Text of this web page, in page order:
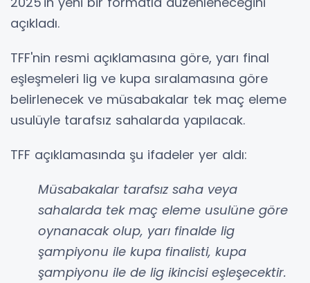
açıkladı.
TFF'nin resmi açıklamasına göre, yarı final
eşleşmeleri lig ve kupa sıralamasına göre
belirlenecek ve müsabakalar tek maç eleme
usulüyle tarafsız sahalarda yapılacak.
TFF açıklamasında şu ifadeler yer aldı:
Müsabakalar tarafsız saha veya
sahalarda tek maç eleme usulüne göre
oynanacak olup, yarı finalde lig
şampiyonu ile kupa finalisti, kupa
şampiyonu ile de lig ikincisi eşleşecektir.